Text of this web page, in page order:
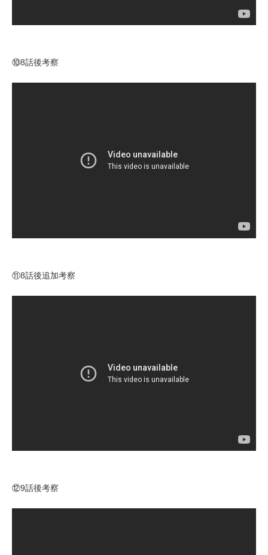
⑩8話後考察
⑪8話後追加考察
⑫9話後考察